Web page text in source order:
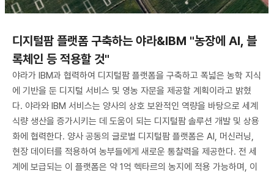
디지털팜 플랫폼 구축하는 야라&IBM "농장에 AI, 블
록체인 등 적용할 것"
야라가 IBM과 협력하여 디지털팜 플랫폼을 구축하고 폭넓은 농학 지식
에 기반을 둔 디지털 서비스 및 영농 자문을 제공할 계획이라고 밝혔
다. 야라와 IBM 서비스는 양사의 상호 보완적인 역량을 바탕으로 세계
식량 생산을 증가시키는 데 도움이 되는 디지털팜 솔루션 개발 및 상용
화에 협력한다. 양사 공동의 글로벌 디지털팜 플랫폼은 AI, 머신러닝,
현장 데이터를 적용하여 농부들에게 새로운 통찰력을 제공한다. 전 세
계에 보급되는 이 플랫폼은 약 1억 헥타르의 농지에 적용 가능하며, 이